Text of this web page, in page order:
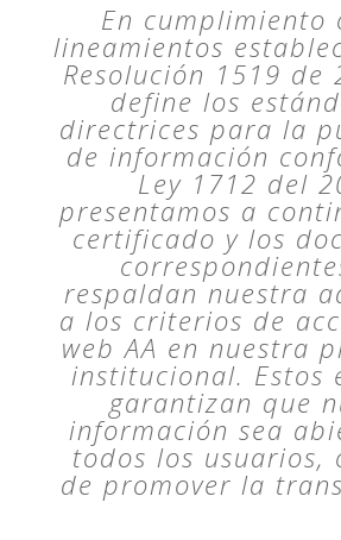
En cumplimiento
lineamientos
Resolución 1519 de
define los
directrices para la
de información
Ley 1712 del
presentamos a
certificado y los
respaldan nuestra
a los criterios de
web AA en nuestra
institucional. Estos
garantizan que
información sea
todos los usuarios,
de promover la